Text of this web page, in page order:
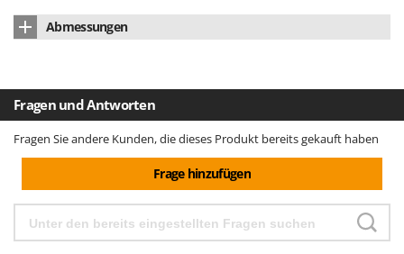
Makita
MAMMAMIA
Marina Systems
Master
Mastercook
MCH
Michelin
Abmessungen
Nettogewicht 0.65 kg
Abmessung Verpackung/en cm (LxBxH) 255x155x60 mm
Gesamtgewicht mit Verpackung 0.7 kg
Fragen und Antworten
Fragen Sie andere Kunden, die dieses Produkt bereits gekauft haben
Frage hinzufügen